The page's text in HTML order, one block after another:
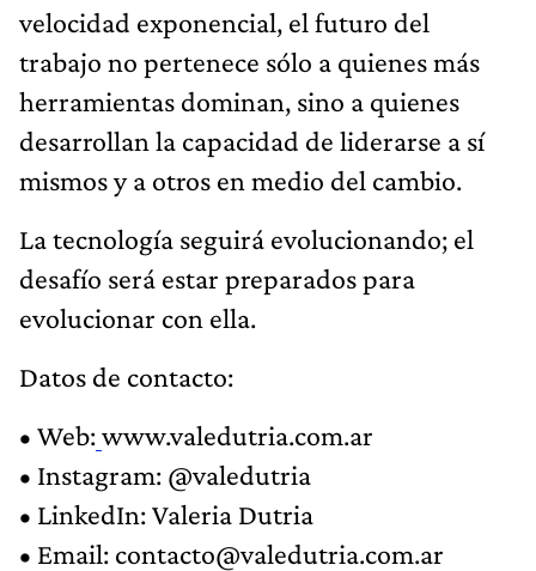
velocidad exponencial, el futuro del
trabajo no pertenece sólo a quienes más
herramientas dominan, sino a quienes
desarrollan la capacidad de liderarse a sí
mismos y a otros en medio del cambio.
La tecnología seguirá evolucionando; el
desafío será estar preparados para
evolucionar con ella.
Datos de contacto:
• Web:www.valedutria.com.ar
• Instagram: @valedutria
• LinkedIn: Valeria Dutria
• Email: contacto@valedutria.com.ar